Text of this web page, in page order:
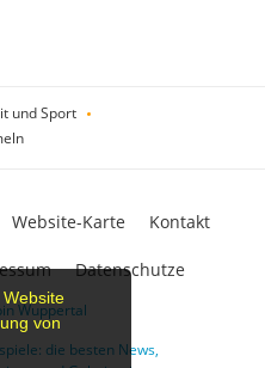
von
und Sport
Wuppertal
die besten News,
Website-Karte Kontakt
Datenschutze